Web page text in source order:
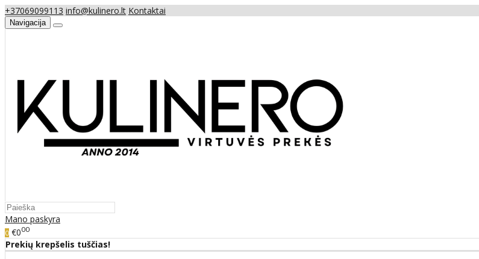
+37069099113 info@kulinero.lt Kontaktai
Navigacija
Mano paskyra
0 €000
Prekių krepšelis tuščias!